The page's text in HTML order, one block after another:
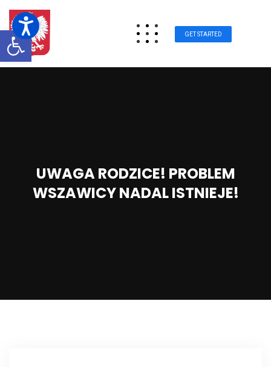
Otwórz pasek narzędziGET STARTED
UWAGA RODZICE! PROBLEM
WSZAWICY NADAL ISTNIEJE!